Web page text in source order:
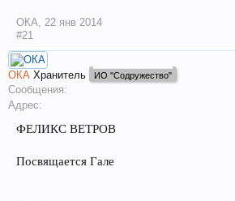
ОКА, 22 янв 2014
#21
ОКА Хранитель ИО "Содружество"
Сообщения:
Адрес:
ФЕЛИКС ВЕТРОВ
Посвящается Гале